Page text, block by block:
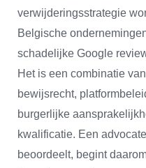
verwijderingsstrategie
Belgische
schadelijke Google
Het is een combinatie
bewijsrecht,
burgerlijke
kwalificatie. Een
beoordeelt, begint